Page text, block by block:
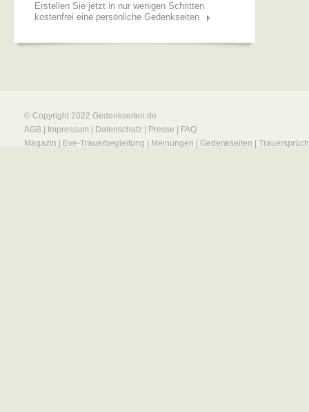
Erstellen Sie jetzt in nur wenigen Schritten
kostenfrei eine persönliche Gedenkseiten
© Copyright 2022 Gedenkseiten.de
AGB
Impressum Datenschutz Presse
FAQ
Magazin
Eve-Trauerbegleitung Meinungen Gedenkseiten